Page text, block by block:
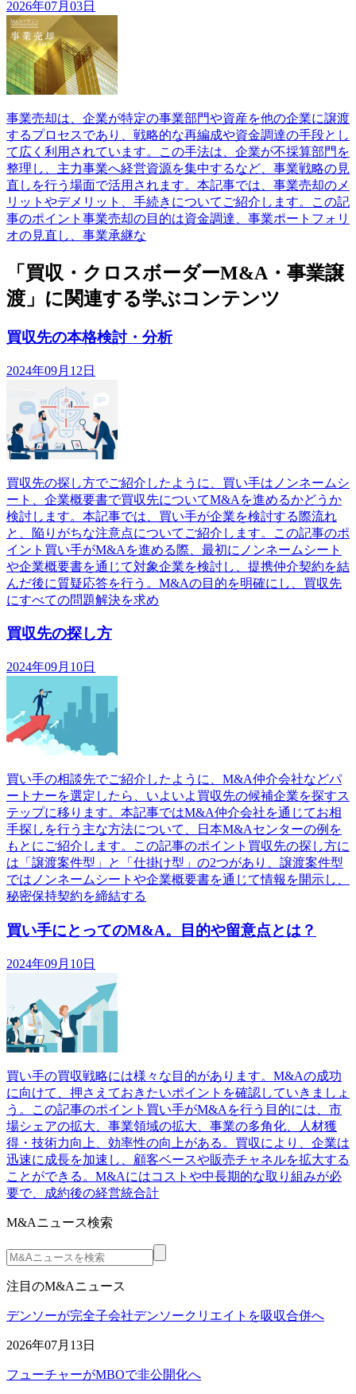
2026年07月03日
事業売却は、企業が特定の事業部門や資産を他の企業に譲渡
するプロセスであり、戦略的な再編成や資金調達の手段とし
て広く利用されています。この手法は、企業が不採算部門を
整理し、主力事業へ経営資源を集中するなど、事業戦略の見
直しを行う場面で活用されます。本記事では、事業売却のメ
リットやデメリット、手続きについてご紹介します。この記
事のポイント事業売却の目的は資金調達、事業ポートフォリ
オの見直し、事業承継な
「買収・クロスボーダーM&A・事業譲
渡」に関連する学ぶコンテンツ
買収先の本格検討・分析
2024年09月12日
買収先の探し方でご紹介したように、買い手はノンネームシ
ート、企業概要書で買収先についてM&Aを進めるかどうか
検討します。本記事では、買い手が企業を検討する際流れ
と、陥りがちな注意点についてご紹介します。この記事のポ
イント買い手がM&Aを進める際、最初にノンネームシート
や企業概要書を通じて対象企業を検討し、提携仲介契約を結
んだ後に質疑応答を行う。M&Aの目的を明確にし、買収先
にすべての問題解決を求め
買収先の探し方
2024年09月10日
買い手の相談先でご紹介したように、M&A仲介会社などパ
ートナーを選定したら、いよいよ買収先の候補企業を探すス
テップに移ります。本記事ではM&A仲介会社を通じてお相
手探しを行う主な方法について、日本M&Aセンターの例を
もとにご紹介します。この記事のポイント買収先の探し方に
は「譲渡案件型」と「仕掛け型」の2つがあり、譲渡案件型
ではノンネームシートや企業概要書を通じて情報を開示し、
秘密保持契約を締結する
買い手にとってのM&A。目的や留意点とは？
2024年09月10日
買い手の買収戦略には様々な目的があります。M&Aの成功
に向けて、押さえておきたいポイントを確認していきましょ
う。この記事のポイント買い手がM&Aを行う目的には、市
場シェアの拡大、事業領域の拡大、事業の多角化、人材獲
得・技術力向上、効率性の向上がある。買収により、企業は
迅速に成長を加速し、顧客ベースや販売チャネルを拡大する
ことができる。M&Aにはコストや中長期的な取り組みが必
要で、成約後の経営統合計
M&Aニュース検索
注目のM&Aニュース
デンソーが完全子会社デンソークリエイトを吸収合併へ
2026年07月13日
フューチャーがMBOで非公開化へ